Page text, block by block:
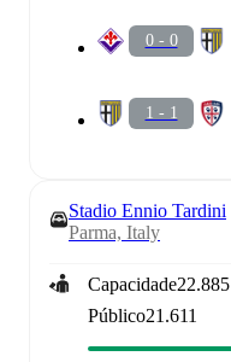
0 - 0
1 - 1
Stadio Ennio Tardini
Parma, Italy
Capacidade22.885
Público21.611